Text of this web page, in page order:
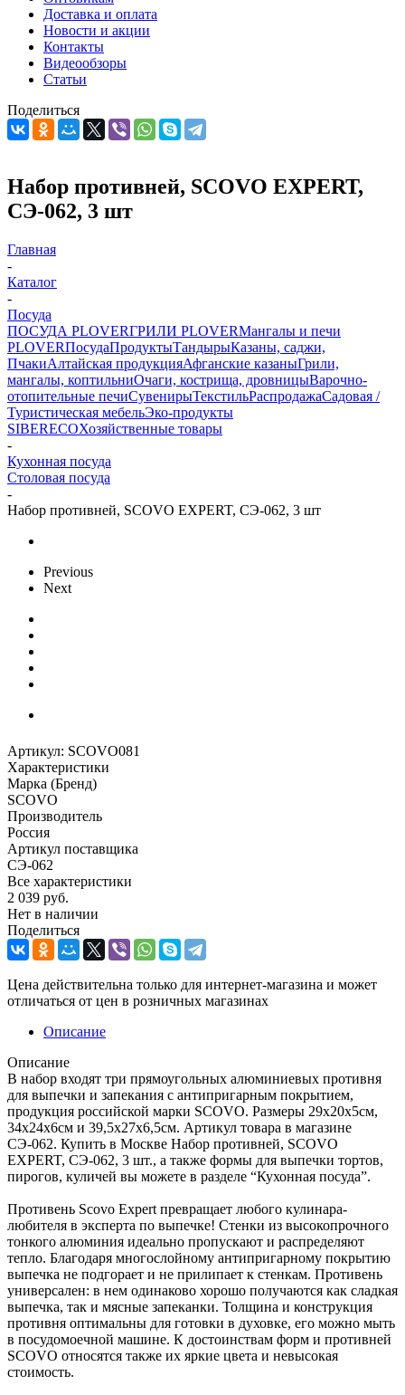
Доставка и оплата
Новости и акции
Контакты
Видеообзоры
Статьи
Поделиться
Набор противней, SCOVO EXPERT,
СЭ-062, 3 шт
Главная
-
Каталог
-
Посуда
ПОСУДА PLOVERГРИЛИ PLOVERМангалы и печи
PLOVERПосудаПродуктыТандырыКазаны, саджи,
ПчакиАлтайская продукцияАфганские казаныГрили,
мангалы, коптильниОчаги, кострища, дровницыВарочно-
отопительные печиСувенирыТекстильРаспродажаСадовая /
Туристическая мебельЭко-продукты
SIBERECOХозяйственные товары
-
Кухонная посуда
Столовая посуда
-
Набор противней, SCOVO EXPERT, СЭ-062, 3 шт
Previous
Next
Артикул: SCOVO081
Характеристики
Марка (Бренд)
SCOVO
Производитель
Россия
Артикул поставщика
СЭ-062
Все характеристики
2 039 руб.
Нет в наличии
Поделиться
Цена действительна только для интернет-магазина и может
отличаться от цен в розничных магазинах
Описание
Описание
В набор входят три прямоугольных алюминиевых противня
для выпечки и запекания с антипригарным покрытием,
продукция российской марки SCOVO. Размеры 29х20х5см,
34х24х6см и 39,5х27х6,5см. Артикул товара в магазине
СЭ-062. Купить в Москве Набор противней, SCOVO
EXPERT, СЭ-062, 3 шт., а также формы для выпечки тортов,
пирогов, куличей вы можете в разделе “Кухонная посуда”.
Противень Scovo Expert превращает любого кулинара-
любителя в эксперта по выпечке! Стенки из высокопрочного
тонкого алюминия идеально пропускают и распределяют
тепло. Благодаря многослойному антипригарному покрытию
выпечка не подгорает и не прилипает к стенкам. Противень
универсален: в нем одинаково хорошо получаются как сладкая
выпечка, так и мясные запеканки. Толщина и конструкция
противня оптимальны для готовки в духовке, его можно мыть
в посудомоечной машине. К достоинствам форм и противней
SCOVO относятся также их яркие цвета и невысокая
стоимость.